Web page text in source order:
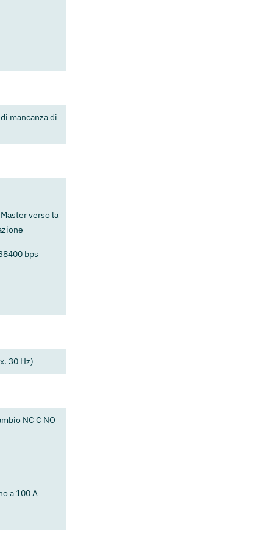
mancanza di
Master verso la
bps
30 Hz)
NC C NO
a 100 A